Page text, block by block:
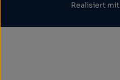
Realisiert